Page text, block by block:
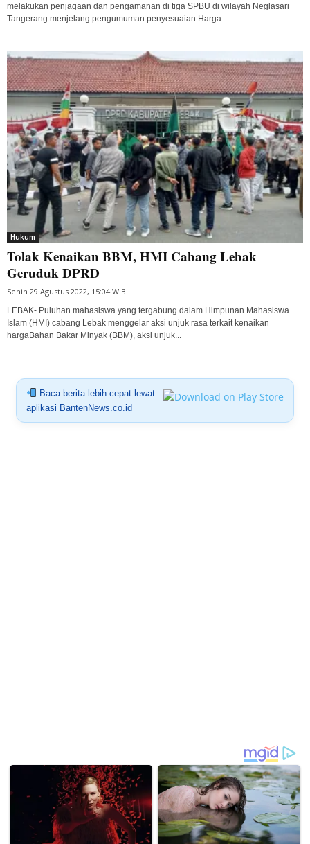
melakukan penjagaan dan pengamanan di tiga SPBU di wilayah Neglasari
Tangerang menjelang pengumuman penyesuaian Harga...
Hukum
Tolak Kenaikan BBM, HMI Cabang Lebak
Geruduk DPRD
Senin 29 Agustus 2022, 15:04 WIB
LEBAK- Puluhan mahasiswa yang tergabung dalam Himpunan Mahasiswa
Islam (HMI) cabang Lebak menggelar aksi unjuk rasa terkait kenaikan
hargaBahan Bakar Minyak (BBM), aksi unjuk...
Baca berita lebih cepat lewat
aplikasi BantenNews.co.id